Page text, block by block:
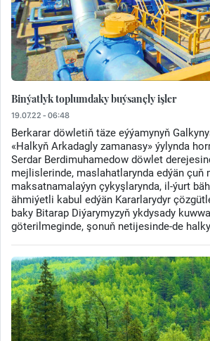
Binýatlyk toplumdaky buýsançly işler
19.07.22 - 06:48
Berkarar döwletiň täze eýýamynyň
«Halkyň Arkadagly zamanasy» ýylynda
Serdar Berdimuhamedow döwlet
mejlislerinde, maslahatlarynda edýän çuň
maksatnamalaýyn çykyşlarynda, il-ýurt
ähmiýetli kabul edýän Kararlarydyr
baky Bitarap Diýarymyzyň ykdysady
göterilmeginde, şonuň netijesinde-de